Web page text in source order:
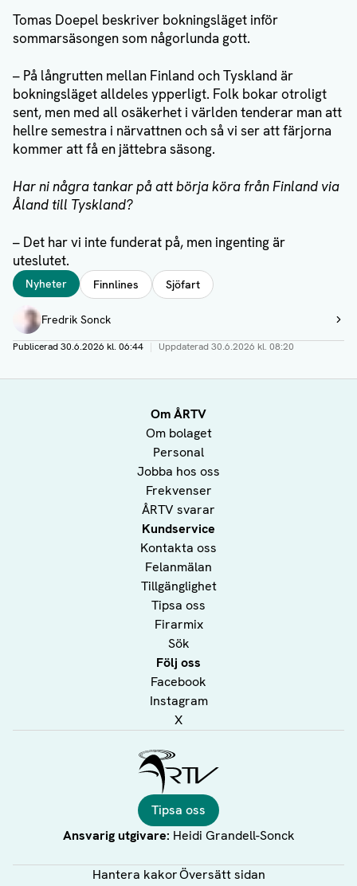
Tomas Doepel beskriver bokningsläget inför
sommarsäsongen som någorlunda gott.
– På långrutten mellan Finland och Tyskland är
bokningsläget alldeles ypperligt. Folk bokar otroligt
sent, men med all osäkerhet i världen tenderar man att
hellre semestra i närvattnen och så vi ser att färjorna
kommer att få en jättebra säsong.
Har ni några tankar på att börja köra från Finland via
Åland till Tyskland?
– Det har vi inte funderat på, men ingenting är
uteslutet.
Taggar
Nyheter Finnlines Sjöfart
Författare
Fredrik Sonck
Visa profil
Publicerad30.6.2026 kl. 06:44 | Uppdaterad30.6.2026 kl. 08:20
Om ÅRTV
Om bolaget
Personal
Jobba hos oss
Frekvenser
ÅRTV svarar
Kundservice
Kontakta oss
Felanmälan
Tillgänglighet
Tipsa oss
Firarmix
Sök
Följ oss
Facebook
Instagram
X
Tipsa oss
Ansvarig utgivare: Heidi Grandell-Sonck
Hantera kakorÖversätt sidan